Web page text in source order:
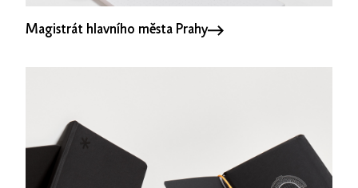
Magistrát hlavního města Prahy